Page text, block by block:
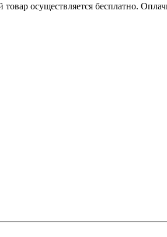
осуществляется бесплатно.